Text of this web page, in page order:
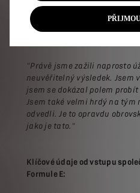
všech různých procesů,
"Právě jsme zažili naprosto
neuvěřitelný výsledek. Jsem
jsem se dokázal polem
Jsem také velmi hrdý na tým
odvedli. Je to opravdu
jako je tato."
Klíčové údaje od vstupu
Formule E: